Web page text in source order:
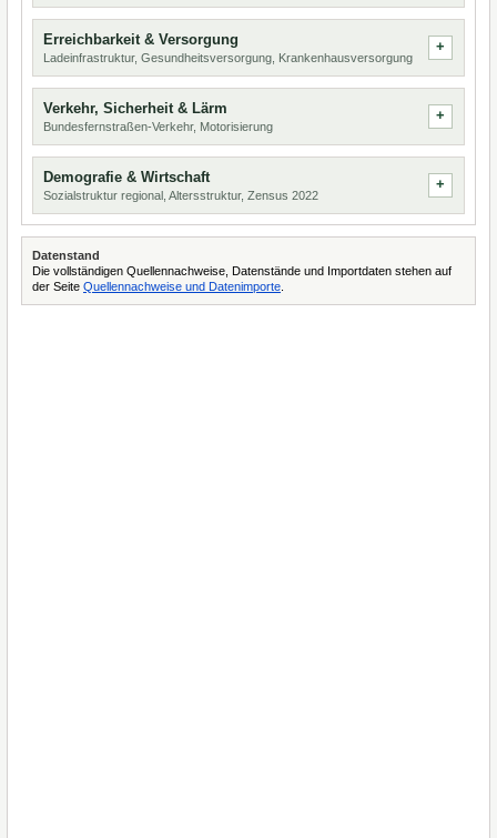
Erreichbarkeit & Versorgung
Ladeinfrastruktur, Gesundheitsversorgung, Krankenhausversorgung
Verkehr, Sicherheit & Lärm
Bundesfernstraßen-Verkehr, Motorisierung
Demografie & Wirtschaft
Sozialstruktur regional, Altersstruktur, Zensus 2022
Datenstand
Die vollständigen Quellennachweise, Datenstände und Importdaten stehen auf
der Seite Quellennachweise und Datenimporte